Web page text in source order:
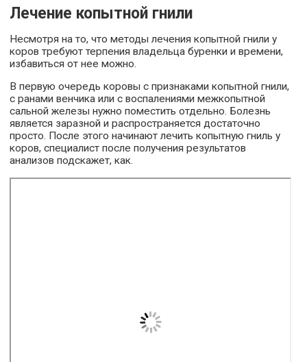
Лечение копытной гнили
Несмотря на то, что методы лечения копытной гнили у
коров требуют терпения владельца буренки и времени,
избавиться от нее можно.
В первую очередь коровы с признаками копытной гнили,
с ранами венчика или с воспалениями межкопытной
сальной железы нужно поместить отдельно. Болезнь
является заразной и распространяется достаточно
просто. После этого начинают лечить копытную гниль у
коров, специалист после получения результатов
анализов подскажет, как.